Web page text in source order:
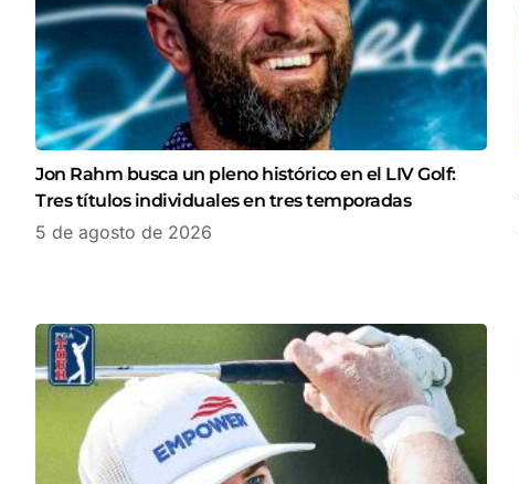
Jon Rahm busca un pleno histórico en el LIV Golf:
Tres títulos individuales en tres temporadas
5 de agosto de 2026